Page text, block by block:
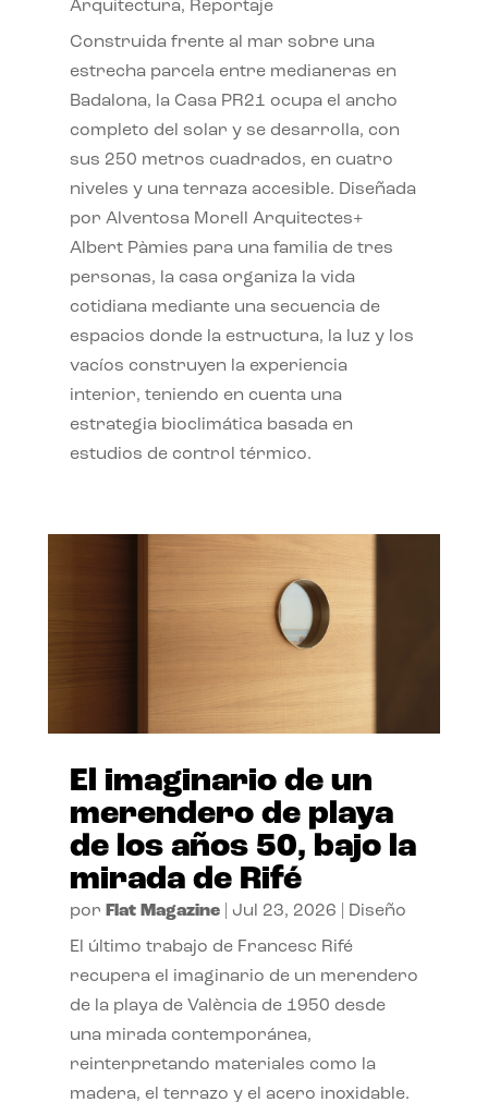
Arquitectura, Reportaje
Construida frente al mar sobre una
estrecha parcela entre medianeras en
Badalona, la Casa PR21 ocupa el ancho
completo del solar y se desarrolla, con
sus 250 metros cuadrados, en cuatro
niveles y una terraza accesible. Diseñada
por Alventosa Morell Arquitectes+
Albert Pàmies para una familia de tres
personas, la casa organiza la vida
cotidiana mediante una secuencia de
espacios donde la estructura, la luz y los
vacíos construyen la experiencia
interior, teniendo en cuenta una
estrategia bioclimática basada en
estudios de control térmico.
El imaginario de un
merendero de playa
de los años 50, bajo la
mirada de Rifé
por Flat Magazine| Jul 23, 2026 Diseño
El último trabajo de Francesc Rifé
recupera el imaginario de un merendero
de la playa de València de 1950 desde
una mirada contemporánea,
reinterpretando materiales como la
madera, el terrazo y el acero inoxidable.